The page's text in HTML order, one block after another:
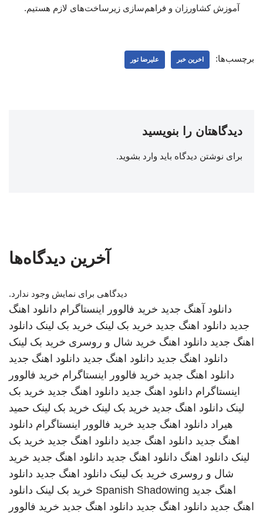
آموزش کشاورزان و فراهم‌سازی زیرساخت‌های لازم هستیم.
برچسب‌ها: اخرین خبر علیرضا تور
دیدگاهتان را بنویسید
برای نوشتن دیدگاه باید وارد بشوید.
آخرین دیدگاه‌ها
دیدگاهی برای نمایش وجود ندارد.
دانلود آهنگ جدید خرید فالوور اینستاگرام دانلود اهنگ
جدید دانلود اهنگ جدید خرید بک لینک خرید بک لینک دانلود
اهنگ جدید دانلود اهنگ خرید شال و روسری خرید بک لینک
دانلود اهنگ جدید دانلود اهنگ جدید دانلود اهنگ جدید
دانلود اهنگ جدید خرید فالوور اینستاگرام خرید فالوور
اینستاگرام دانلود اهنگ جدید دانلود اهنگ جدید خرید بک
لینک دانلود اهنگ جدید خرید بک لینک خرید بک لینک حمید
هیراد دانلود اهنگ جدید خرید فالوور اینستاگرام دانلود
اهنگ جدید دانلود اهنگ جدید دانلود اهنگ جدید خرید بک
لینک دانلود اهنگ دانلود اهنگ جدید دانلود اهنگ جدید خرید
شال و روسری خرید بک لینک دانلود اهنگ جدید دانلود
اهنگ جدید Spanish Shadowing خرید بک لینک دانلود
اهنگ جدید دانلود اهنگ جدید دانلود اهنگ جدید خرید فالوور